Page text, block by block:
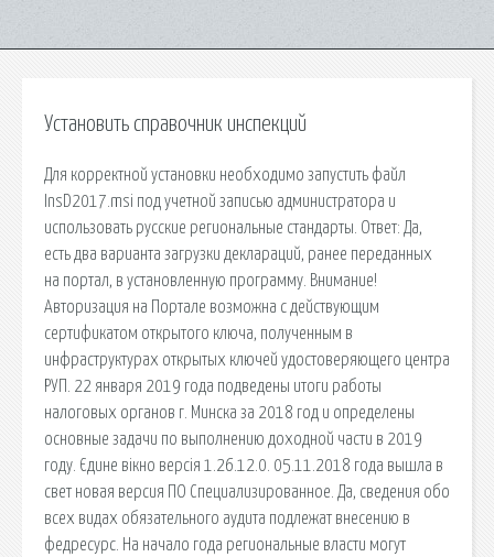
Установить справочник инспекций
Для корректной установки необходимо запустить файл
InsD2017.msi под учетной записью администратора и
использовать русские региональные стандарты. Ответ: Да,
есть два варианта загрузки деклараций, ранее переданных
на портал, в установленную программу. Внимание!
Авторизация на Портале возможна с действующим
сертификатом открытого ключа, полученным в
инфраструктурах открытых ключей удостоверяющего центра
РУП. 22 января 2019 года подведены итоги работы
налоговых органов г. Минска за 2018 год и определены
основные задачи по выполнению доходной части в 2019
году. Єдине вікно версія 1.26.12.0. 05.11.2018 года вышла в
свет новая версия ПО Специализированное. Да, сведения обо
всех видах обязательного аудита подлежат внесению в
федресурс. На начало года региональные власти могут